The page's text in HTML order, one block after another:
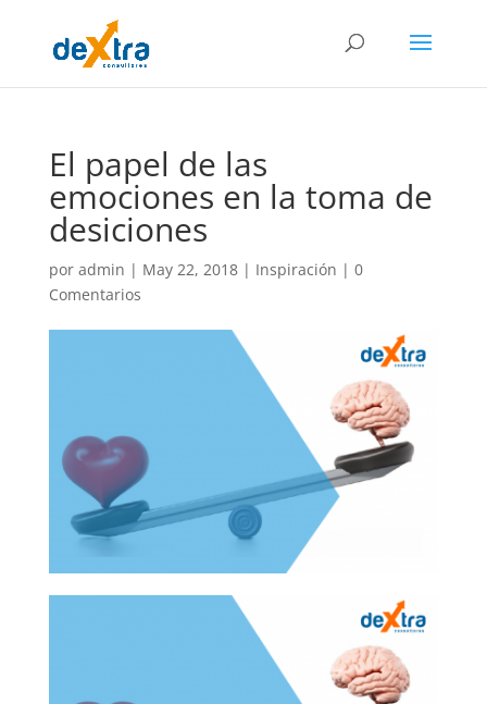
El papel de las
emociones en la toma de
desiciones
por admin | May 22, 2018| Inspiración | 0
Comentarios